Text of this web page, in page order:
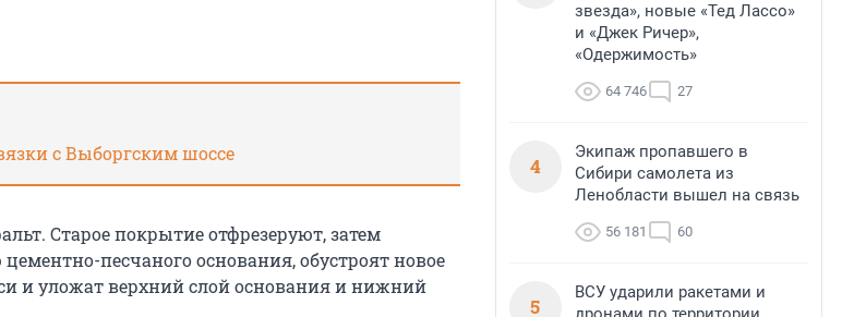
с Выборгским шоссе
Старое покрытие отфрезеруют, затем
песчаного основания, обустроят новое
и уложат верхний слой основания и нижний
звезда», новые «Тед Лассо»
и «Джек Ричер»,
«Одержимость»
64 746 27
4
Экипаж пропавшего в
Сибири самолета из
Ленобласти вышел на связь
56 181 60
5
ВСУ ударили ракетами и